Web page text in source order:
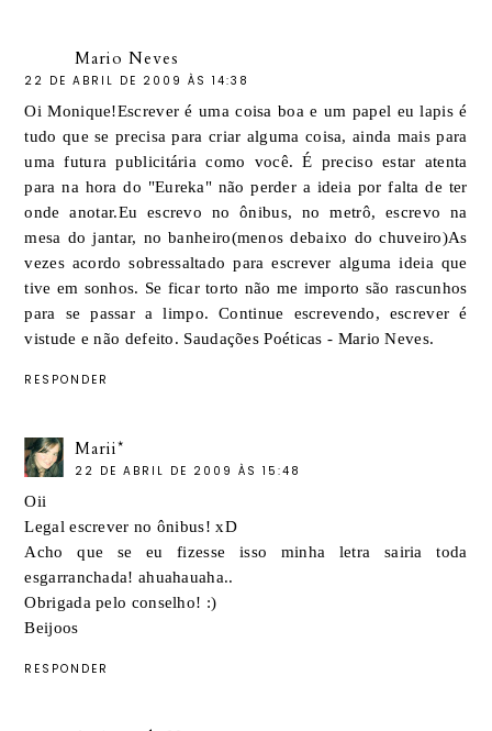
Mario Neves
22 DE ABRIL DE 2009 ÀS 14:38
Oi Monique!Escrever é uma coisa boa e um papel eu lapis é
tudo que se precisa para criar alguma coisa, ainda mais para
uma futura publicitária como você. É preciso estar atenta
para na hora do "Eureka" não perder a ideia por falta de ter
onde anotar.Eu escrevo no ônibus, no metrô, escrevo na
mesa do jantar, no banheiro(menos debaixo do chuveiro)As
vezes acordo sobressaltado para escrever alguma ideia que
tive em sonhos. Se ficar torto não me importo são rascunhos
para se passar a limpo. Continue escrevendo, escrever é
vistude e não defeito. Saudações Poéticas - Mario Neves.
RESPONDER
Marii*
22 DE ABRIL DE 2009 ÀS 15:48
Oii
Legal escrever no ônibus! xD
Acho que se eu fizesse isso minha letra sairia toda
esgarranchada! ahuahauaha..
Obrigada pelo conselho! :)
Beijoos
RESPONDER